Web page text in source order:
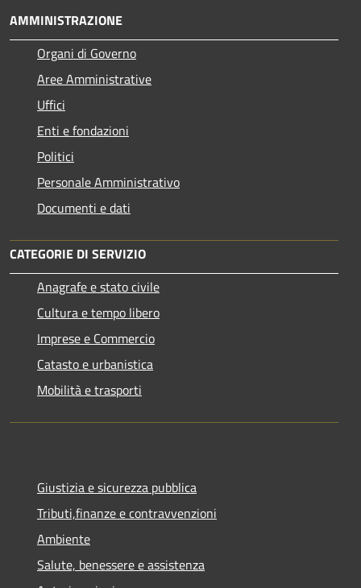
AMMINISTRAZIONE
Organi di Governo
Aree Amministrative
Uffici
Enti e fondazioni
Politici
Personale Amministrativo
Documenti e dati
CATEGORIE DI SERVIZIO
Anagrafe e stato civile
Cultura e tempo libero
Imprese e Commercio
Catasto e urbanistica
Mobilità e trasporti
Giustizia e sicurezza pubblica
Tributi,finanze e contravvenzioni
Ambiente
Salute, benessere e assistenza